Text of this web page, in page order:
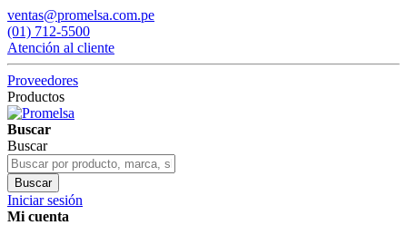
ventas@promelsa.com.pe
(01) 712-5500
Atención al cliente
Proveedores
Productos
Buscar
Buscar
Buscar
Iniciar sesión
Mi cuenta